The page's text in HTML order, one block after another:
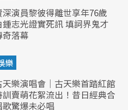
深演員黎彼得離世享年76歲
鍾志光證實死訊 填詞界鬼才
奇落幕
樂
天樂演唱會｜古天樂首踏紅館
訓賣萌花絮流出！昔日經典合
歌驚爆未必唱